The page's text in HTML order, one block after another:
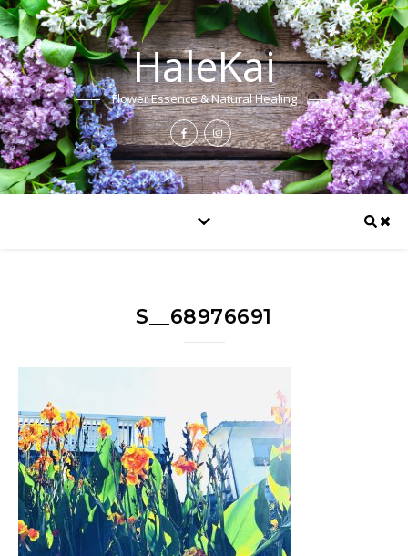
HaleKai
Flower Essence & Natural Healing
S__68976691